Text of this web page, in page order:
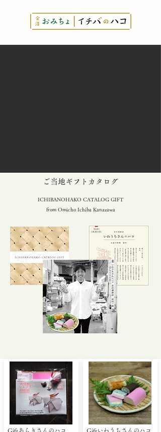
​ご当地ギフトカタログ
ICHIBANOHAKO CATALOG GIFT
from Omicho Ichiba Kanazawa
Giftあらきさんのハコ Giftいわうちさんのハコ